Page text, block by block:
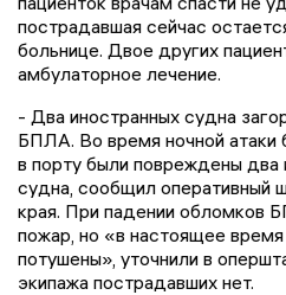
пострадавшая сейчас
больнице. Двое других
амбулаторное лечение.
- Два иностранных судна
БПЛА. Во время ночной атаки
в порту были повреждены два
судна, сообщил оперативный
края. При падении обломков
пожар, но «в настоящее время
потушены», уточнили в
экипажа пострадавших нет.